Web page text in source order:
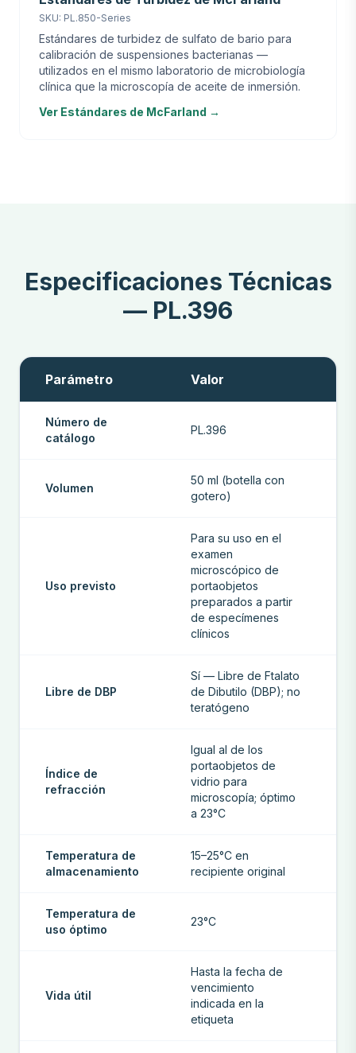
SKU: PL.850-Series
Estándares de turbidez de sulfato de bario para
calibración de suspensiones bacterianas —
utilizados en el mismo laboratorio de microbiología
clínica que la microscopía de aceite de inmersión.
Ver Estándares de McFarland →
Especificaciones Técnicas
— PL.396
Parámetro Valor
Número de
catálogo
PL.396
Volumen
50 ml (botella con
gotero)
Uso previsto
Para su uso en el
examen
microscópico de
portaobjetos
preparados a partir
de especímenes
clínicos
Libre de DBP
Sí — Libre de Ftalato
de Dibutilo (DBP); no
teratógeno
Índice de
refracción
Igual al de los
portaobjetos de
vidrio para
microscopía; óptimo
a 23°C
Temperatura de
almacenamiento
15–25°C en
recipiente original
Temperatura de
uso óptimo
23°C
Vida útil
Hasta la fecha de
vencimiento
indicada en la
etiqueta